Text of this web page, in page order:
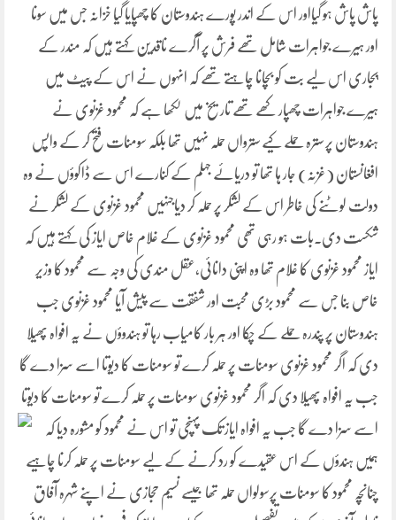
پاش پاش ہو گیااور اس کے اندر پورے ہندوستان کا چھپایا گیا خزانہ جس میں سونا
اور ہیرے جواہرات شامل تھے فرش پر آگرے ناقدین کہتے ہیں کہ مندر کے
پجاری اس لیے بت کو بچانا چاہتے تھے کہ انہوں نے اس کے پیٹ میں
ہیرے جواہرات چھپار کھے تھے تاریخ میں لکھا ہے کہ محمود غزنوی نے
ہندوستان پر سترہ حملے کیے سترواں حملہ نہیں تھا بلکہ سومنات فتح کر کے واپس
افغانستان (غزنہ) جار ہا تھا تو دریائے جہلم کے کنارے اس سے ڈاکوؤں نے وہ
دولت لوٹنے کی خاطر اس کے لشکر پر حملہ کر دیاجنہیں محمود غزنوی کے لشکر نے
شکست دی۔بات ہو رہی تھی محمود غزنوی کے غلام خاص ایاز کی کہتے ہیں کہ
ایاز محمود غزنوی کا غلام تھا وہ اپنی دانائی،عقل مندی کی وجہ سے محمود کا وزیر
خاص بنا جس سے محمود بڑی محبت اور شفقت سے پیش آیا محمود غزنوی جب
ہندوستان پر پندرہ حملے کے چکا اور ہر بار کامیاب رہا تو ہندوؤں نے یہ افواہ پھیلا
دی کہ اگر محمود غزنوی سومنات پر حملہ کرے تو سومنات کا دیوتا اسے سزا دے گا
جب یہ افواہ پھیلا دی کہ اگر محمود غزنوی سومنات پر حملہ کرے تو سومنات کا دیوتا
اسے سزا دے گا جب یہ افواہ ایاز تکپہنچی تو اس نے محمود کو مشورہ دیا کہ
ہمیں ہندؤں کے اس عقیدے کو رد کرنے کے لیے سومنات پر حملہ کرنا چاہیے
چنانچہ محمود کا سومنات پرسولواں حملہ تھا جیسے نسیم حجازی نے اپنے شہرہ آفاق